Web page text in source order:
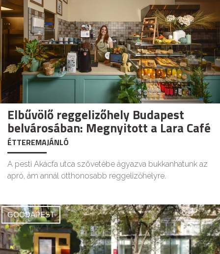
Elbűvölő reggelizőhely Budapest
belvárosában: Megnyitott a Lara Café
ÉTTEREMAJÁNLÓ
A pesti Akácfa utca szövetébe ágyazva bukkanhatunk az
apró, ám annál otthonosabb reggelizőhelyre.
GOODAPEST